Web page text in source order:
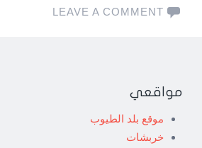
LEAVE A COMMENT
مواقعي
موقع بلد الطيوب
خربشات